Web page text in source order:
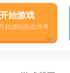
开始游戏